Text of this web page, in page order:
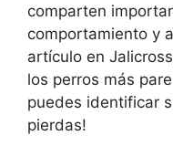
comparten
comportamiento y
artículo en
los perros más
puedes identificar
pierdas!